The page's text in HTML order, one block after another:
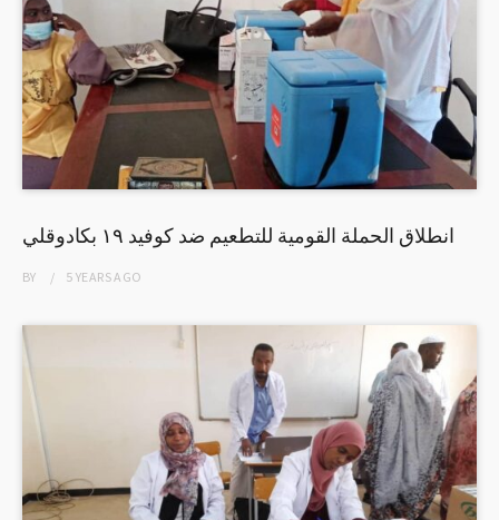
انطلاق الحملة القومية للتطعيم ضد كوفيد ١٩ بكادوقلي
BY 5 YEARSAGO